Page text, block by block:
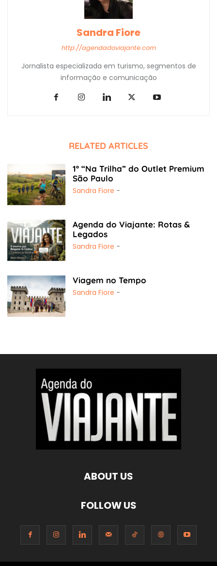
Sandra Fiore
http://agendadoviajante.com
Jornalista especializada em turismo, segmentos de
informação e comunicação
RELATED ARTICLES
1º “Na Trilha” do Outlet Premium
São Paulo
Sandra Fiore -
Agenda do Viajante: Rotas &
Legados
Sandra Fiore -
Viagem no Tempo
Sandra Fiore -
ABOUT US
FOLLOW US